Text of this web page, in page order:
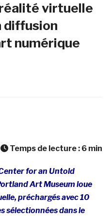
virtuelle
diffusion
numérique
Temps de lecture : 6 min
for an Untold
Art Museum loue
préchargés avec 10
sélectionnées dans le